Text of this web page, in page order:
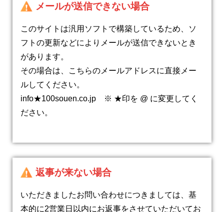
メールが送信できない場合
このサイトは汎用ソフトで構築しているため、ソ
フトの更新などによりメールが送信できないとき
があります。
その場合は、こちらのメールアドレスに直接メー
ルしてください。
info★100souen.co.jp ※ ★印を @ に変更してく
ださい。
返事が来ない場合
いただきましたお問い合わせにつきましては、基
本的に2営業日以内にお返事をさせていただいてお